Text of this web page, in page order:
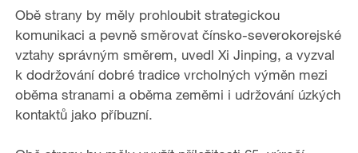
Obě strany by měly prohloubit strategickou
komunikaci a pevně směrovat čínsko-severokorejské
vztahy správným směrem, uvedl Xi Jinping, a vyzval
k dodržování dobré tradice vrcholných výměn mezi
oběma stranami a oběma zeměmi i udržování úzkých
kontaktů jako příbuzní.